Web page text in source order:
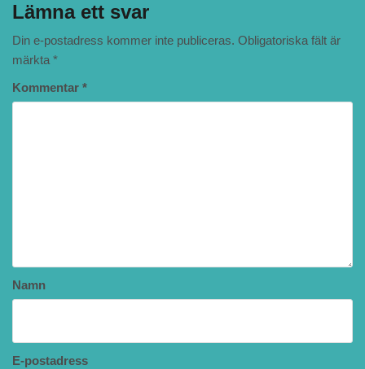
Lämna ett svar
Din e-postadress kommer inte publiceras. Obligatoriska fält är
märkta*
Kommentar *
Namn
E-postadress